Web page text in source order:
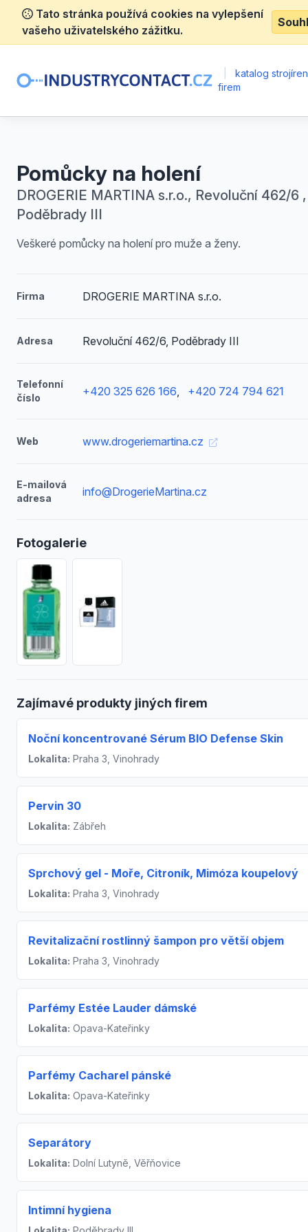
Tato stránka používá cookies na vylepšení
vašeho uživatelského zážitku.
katalog
firem
Pomůcky na holení
DROGERIE MARTINA s.r.o., Revoluční 462/6 ,
Poděbrady III
Veškeré pomůcky na holení pro muže a ženy.
Firma DROGERIE MARTINA s.r.o.
Adresa Revoluční 462/6, Poděbrady III
Telefonní
číslo
+420 325 626 166, +420 724 794 621
Web www.drogeriemartina.cz
E-mailová
adresa
info@DrogerieMartina.cz
Fotogalerie
Zajímavé produkty jiných firem
Noční koncentrované Sérum BIO Defense Skin
Lokalita: Praha 3, Vinohrady
Pervin 30
Lokalita: Zábřeh
Sprchový gel - Moře, Citroník, Mimóza koupelový
Lokalita: Praha 3, Vinohrady
Revitalizační rostlinný šampon pro větší objem
Lokalita: Praha 3, Vinohrady
Parfémy Estée Lauder dámské
Lokalita: Opava-Kateřinky
Parfémy Cacharel pánské
Lokalita: Opava-Kateřinky
Separátory
Lokalita: Dolní Lutyně, Věřňovice
Intimní hygiena